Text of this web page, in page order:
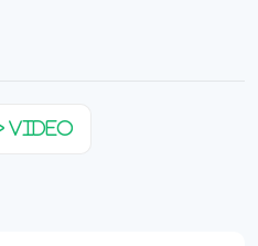
Video